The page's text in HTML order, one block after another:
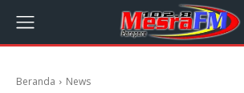
Beranda News